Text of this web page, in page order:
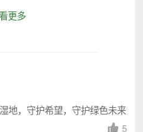
更多
地，守护希望，守护绿色未来
5